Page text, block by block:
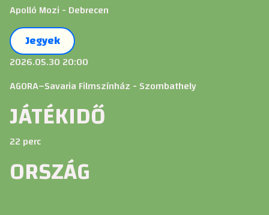
Apolló Mozi - Debrecen
Jegyek
2026.05.30 20:00
AGORA–Savaria Filmszínház - Szombathely
JÁTÉKIDŐ
22 perc
ORSZÁG